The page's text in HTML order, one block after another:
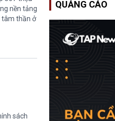
nền tảng
tâm thần ở
sách
QUẢNG CÁO